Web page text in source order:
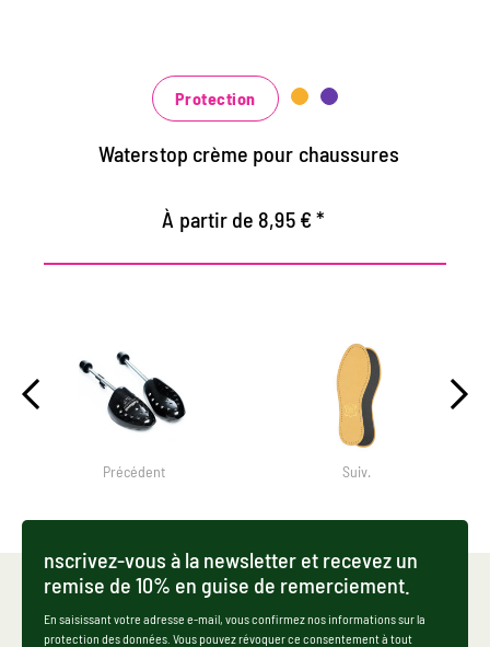
bleu, vert et rouge
Protection
Waterstop crème pour chaussures
À partir de 8,95 € *
Précédent Suiv.
nscrivez-vous à la newsletter et recevez un
remise de 10% en guise de remerciement.
En saisissant votre adresse e-mail, vous confirmez nos informations sur la
protection des données. Vous pouvez révoquer ce consentement à tout